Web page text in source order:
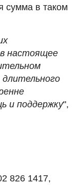
сумма в таком
настоящее
и поддержку",
826 1417,